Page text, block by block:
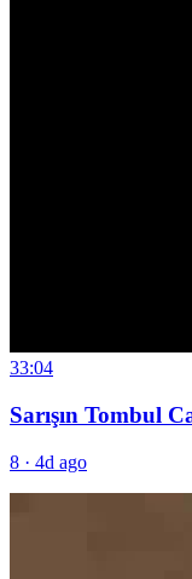
33:04
Sarışın Tombul
8 · 4d ago